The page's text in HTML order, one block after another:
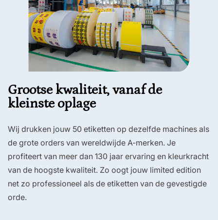
Grootse kwaliteit, vanaf de
kleinste oplage
Wij drukken jouw 50 etiketten op dezelfde machines als
de grote orders van wereldwijde A-merken. Je
profiteert van meer dan 130 jaar ervaring en kleurkracht
van de hoogste kwaliteit. Zo oogt jouw limited edition
net zo professioneel als de etiketten van de gevestigde
orde.